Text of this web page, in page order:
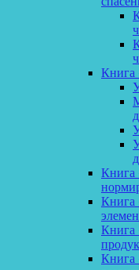
Книга
Книга
Книга
Книга
Книга